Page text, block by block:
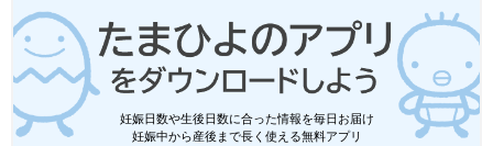
妊娠日数や生後日数に合った情報を毎日お届け
妊娠中から産後まで長く使える無料アプリ